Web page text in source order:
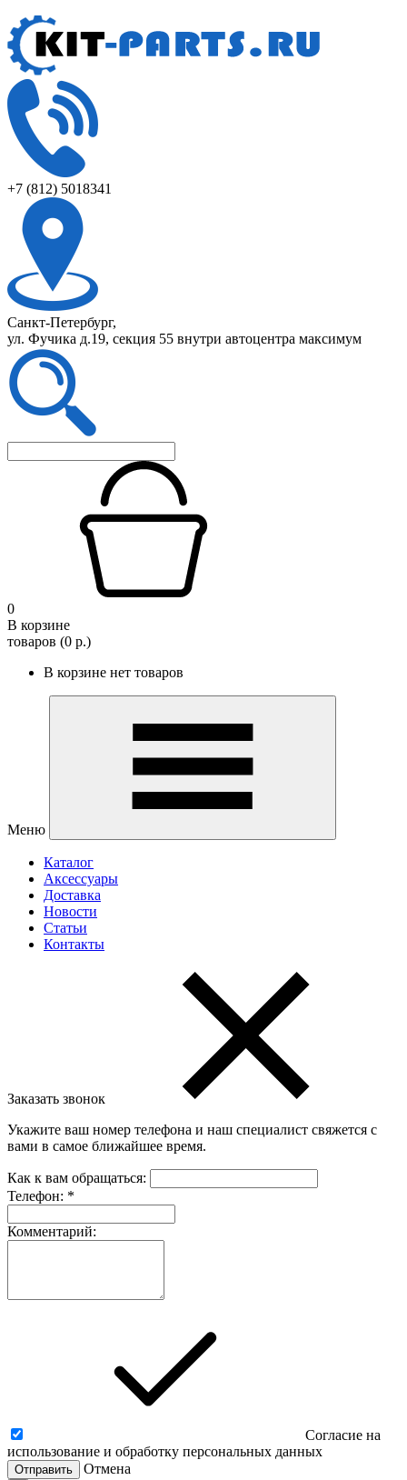
+7 (812) 5018341
Санкт-Петербург,
ул. Фучика д.19, секция 55 внутри автоцентра максимум
0
В корзине
товаров (0 р.)
В корзине нет товаров
Меню
Каталог
Аксессуары
Доставка
Новости
Статьи
Контакты
Заказать звонок
Укажите ваш номер телефона и наш специалист свяжется с
вами в самое ближайшее время.
Как к вам обращаться:
Телефон: *
Комментарий:
Согласие на
использование и обработку персональных данных
Отмена